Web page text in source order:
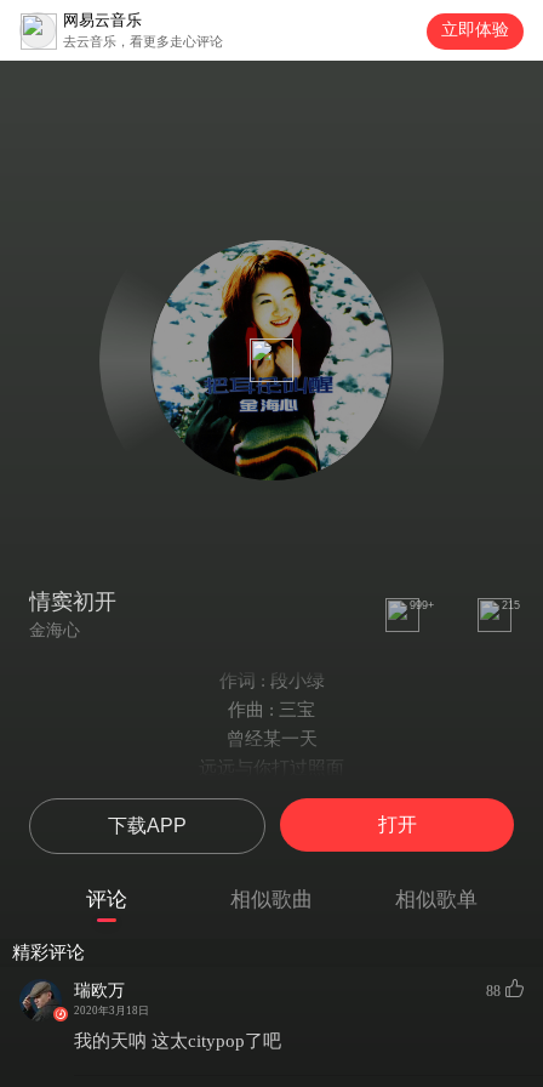
网易云音乐
去云音乐，看更多走心评论
立即体验
情窦初开
金海心
999+ 215
作词 : 段小绿
作曲 : 三宝
曾经某一天
远远与你打过照面
你左侧的脸有一条闪亮的弧线
它闪入我的眼
爱你爱到今天
从此我忘了时间
街上落叶一片一片红似火
下载APP 打开
评论 相似歌曲 相似歌单
精彩评论
瑞欧万
2020年3月18日
88
我的天呐 这太citypop了吧